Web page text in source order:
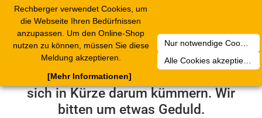
Rechberger verwendet Cookies, um
die Webseite Ihren Bedürfnissen
anzupassen. Um den Online-Shop
nutzen zu können, müssen Sie diese
Meldung akzeptieren.
Nur notwendige Cookies akzeptieren
Alle Cookies akzeptieren
[Mehr Informationen]
Leider ist ein technischer Fehler
aufgetreten. Unser Service-Team wird
sich in Kürze darum kümmern. Wir
bitten um etwas Geduld.